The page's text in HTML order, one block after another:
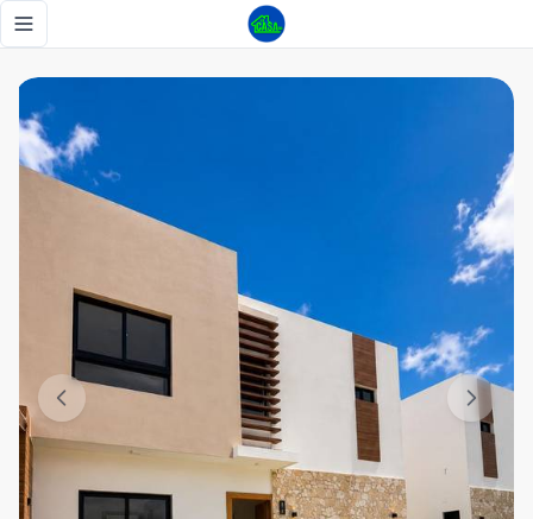
Toggle navigation menu
Villa en Renta 4 Habitaciones Vista Cana Bavaro Punta